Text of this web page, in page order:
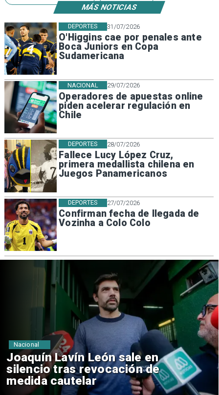
MÁS NOTICIAS
31/07/2026
O'Higgins cae por penales ante
Boca Juniors en Copa
Sudamericana
DEPORTES
29/07/2026
Operadores de apuestas online
piden acelerar regulación en
Chile
NACIONAL
28/07/2026
Fallece Lucy López Cruz,
primera medallista chilena en
Juegos Panamericanos
DEPORTES
27/07/2026
Confirman fecha de llegada de
Vozinha a Colo Colo
DEPORTES
Chile y Venezuela formalizan
reinicio de relaciones
consulares
Nacional